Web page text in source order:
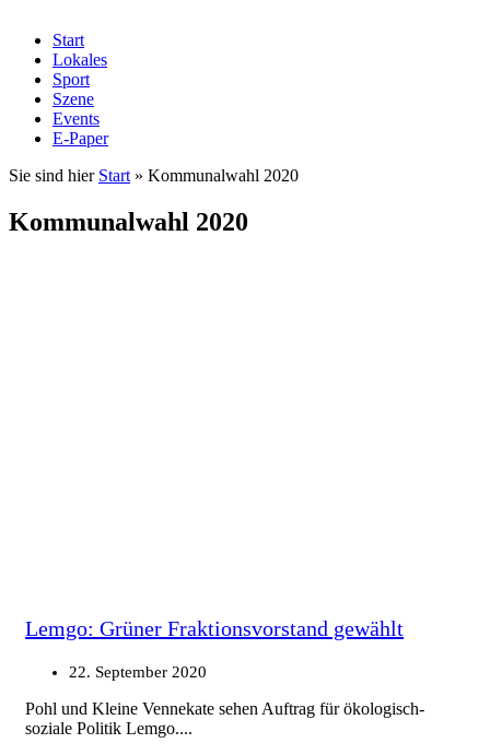
Start
Lokales
Sport
Szene
Events
E-Paper
Sie sind hier Start » Kommunalwahl 2020
Kommunalwahl 2020
Lemgo: Grüner Fraktionsvorstand gewählt
22. September 2020
Pohl und Kleine Vennekate sehen Auftrag für ökologisch-
soziale Politik Lemgo....